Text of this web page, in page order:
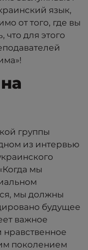
язык,
от того, где вы
что для этого
группы
из интервью
мы
мы должны
будущее
важное
поколением